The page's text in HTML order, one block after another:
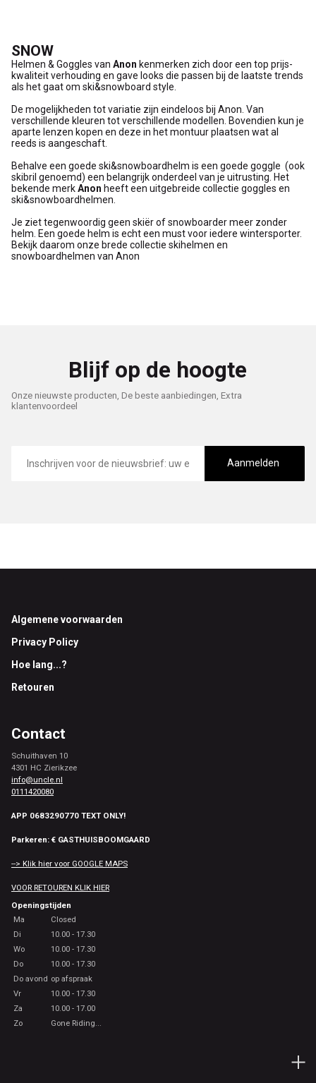
SNOW
Helmen & Goggles van Anon kenmerken zich door een top prijs-
kwaliteit verhouding en gave looks die passen bij de laatste trends
als het gaat om ski&snowboard style.
De mogelijkheden tot variatie zijn eindeloos bij Anon. Van
verschillende kleuren tot verschillende modellen. Bovendien kun je
aparte lenzen kopen en deze in het montuur plaatsen wat al
reeds is aangeschaft.
Behalve een goede ski&snowboardhelm is een goede goggle (ook
skibril genoemd) een belangrijk onderdeel van je uitrusting. Het
bekende merkAnon heeft een uitgebreide collectie goggles en
ski&snowboardhelmen.
Je ziet tegenwoordig geen skiër of snowboarder meer zonder
helm. Een goede helm is echt een must voor iedere wintersporter.
Bekijk daarom onze brede collectie skihelmen en
snowboardhelmen van Anon
Blijf op de hoogte
Onze nieuwste producten, De beste aanbiedingen, Extra
klantenvoordeel
mailadres
Aanmelden
Footer
Algemene voorwaarden
Privacy Policy
Hoe lang...?
Retouren
Contact
Schuithaven 10
4301 HC Zierikzee
info@uncle.nl
0111420080
APP 0683290770 TEXT ONLY!
Parkeren: € GASTHUISBOOMGAARD
--> Klik hier voor GOOGLE MAPS
VOOR RETOUREN KLIK HIER
Openingstijden
Ma
Closed
Di
10.00 - 17.30
Wo
10.00 - 17.30
Do
10.00 - 17.30
Do avond op afspraak
Vr
10.00 - 17.30
Za
10.00 - 17.00
Zo
Gone Riding...